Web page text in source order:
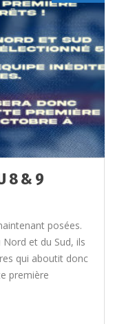
8 & 9
posées.
et du Sud, ils
qui aboutit donc
première